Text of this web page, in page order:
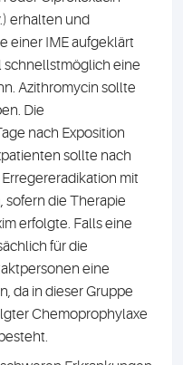
erhalten und
einer IME aufgeklärt
schnellstmöglich eine
Azithromycin sollte
Die
nach Exposition
sollte nach
mit
sofern die Therapie
erfolgte. Falls eine
für die
eine
da in dieser Gruppe
Chemoprophylaxe